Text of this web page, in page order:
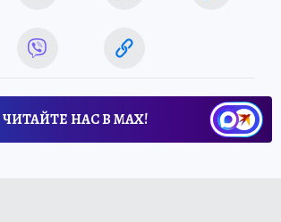
ЧИТАЙТЕ НАС В МАХ!